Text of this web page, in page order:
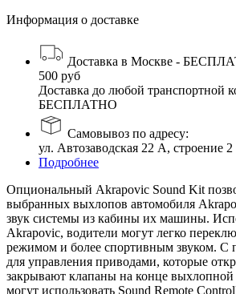
Информация о доставке
Доставка в Москве -
500 руб
Доставка до любой транспортной
БЕСПЛАТНО
Самовывоз по адресу:
ул. Автозаводская 22 А, строение 2
Подробнее
Опциональный Akrapovic Sound Kit
выбранных выхлопов автомобиля
звук системы из кабины их машины.
Akrapovic, водители могут легко
режимом и более спортивным звуком.
для управления приводами, которые
закрывают клапаны на конце выхлопной
могут использовать Sound Remote